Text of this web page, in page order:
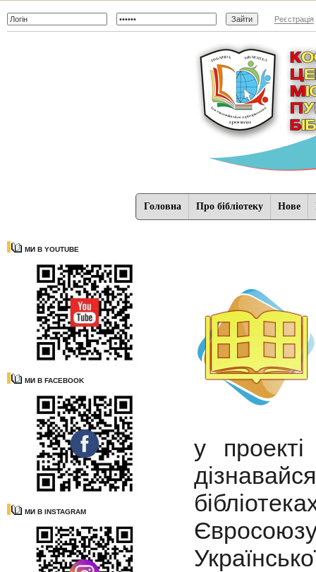
Реєстрація
Головна Про бібліотеку Нове
МИ В YOUTUBE
МИ В FACEBOOK
МИ В INSTAGRAM
у